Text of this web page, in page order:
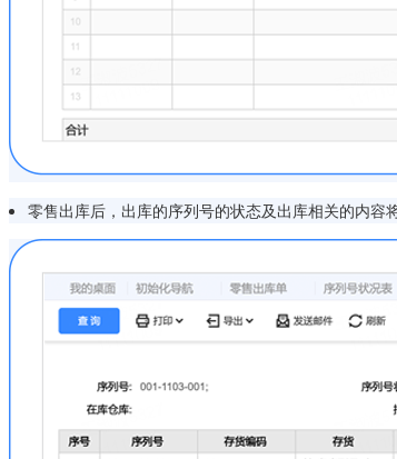
零售出库后，出库的序列号的状态及出库相关的内容